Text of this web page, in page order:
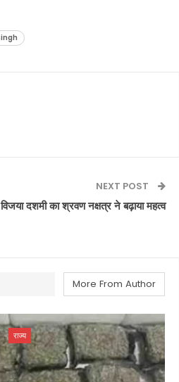
NEXT POST
दशमी का श्रवण नक्षत्र ने बढ़ाया महत्व
More From Author
राज्य